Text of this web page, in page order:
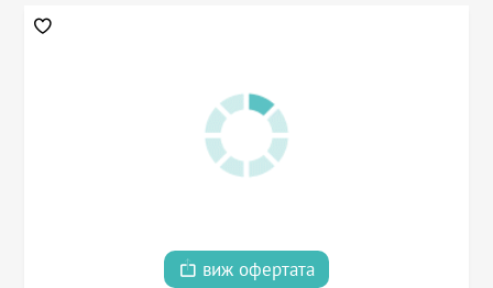
виж офертата